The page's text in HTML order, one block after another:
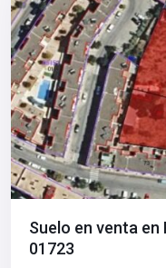
Suelo en venta en
01723